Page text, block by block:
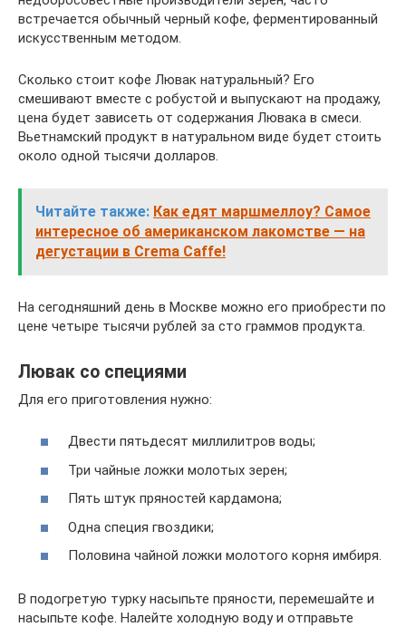
встречается обычный черный кофе, ферментированный
искусственным методом.
Сколько стоит кофе Лювак натуральный? Его
смешивают вместе с робустой и выпускают на продажу,
цена будет зависеть от содержания Лювака в смеси.
Вьетнамский продукт в натуральном виде будет стоить
около одной тысячи долларов.
Читайте также: Как едят маршмеллоу? Cамое
интересное об американском лакомстве — на
дегустации в Crema Caffe!
На сегодняшний день в Москве можно его приобрести по
цене четыре тысячи рублей за сто граммов продукта.
Лювак со специями
Для его приготовления нужно:
Двести пятьдесят миллилитров воды;
Три чайные ложки молотых зерен;
Пять штук пряностей кардамона;
Одна специя гвоздики;
Половина чайной ложки молотого корня имбиря.
В подогретую турку насыпьте пряности, перемешайте и
насыпьте кофе. Налейте холодную воду и отправьте